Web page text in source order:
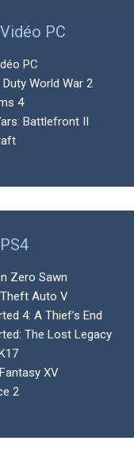
PC
PC
Duty World War 2
4
Battlefront II
Zero Sawn
Theft Auto V
4: A Thief’s End
The Lost Legacy
XV
2